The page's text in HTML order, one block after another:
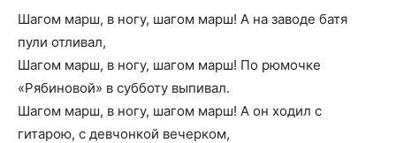
Шагом марш, в ногу, шагом марш! А на заводе батя
пули отливал,
Шагом марш, в ногу, шагом марш! По рюмочке
«Рябиновой» в субботу выпивал.
Шагом марш, в ногу, шагом марш! А он ходил с
гитарою, с девчонкой вечерком,